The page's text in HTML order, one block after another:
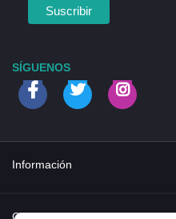
SÍGUENOS
Información
Quienes somos